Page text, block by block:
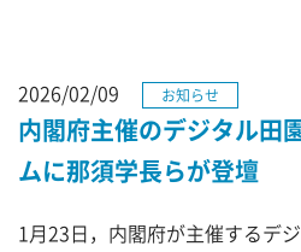
2026/02/09 お知らせ
内閣府主催のデジタル田
ムに那須学長らが登壇
1月23日，内閣府が主催するデ